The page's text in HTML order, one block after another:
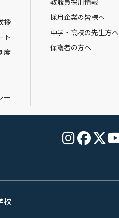
拶
ト
度
ー
教職員採用情報
採用企業の皆様へ
中学・高校の先生方へ
保護者の方へ
校